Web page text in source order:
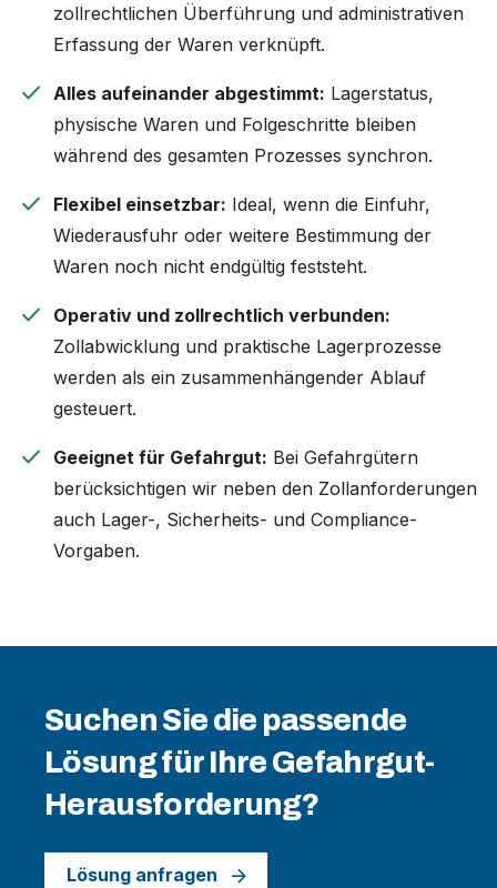
zollrechtlichen Überführung und administrativen
Erfassung der Waren verknüpft.
check Alles aufeinander abgestimmt: Lagerstatus,
physische Waren und Folgeschritte bleiben
während des gesamten Prozesses synchron.
check Flexibel einsetzbar: Ideal, wenn die Einfuhr,
Wiederausfuhr oder weitere Bestimmung der
Waren noch nicht endgültig feststeht.
check
Operativ und zollrechtlich verbunden:
Zollabwicklung und praktische Lagerprozesse
werden als ein zusammenhängender Ablauf
gesteuert.
check Geeignet für Gefahrgut: Bei Gefahrgütern
berücksichtigen wir neben den Zollanforderungen
auch Lager-, Sicherheits- und Compliance-
Vorgaben.
Suchen Sie die passende
Lösung für Ihre Gefahrgut-
Herausforderung?
Lösung anfragen